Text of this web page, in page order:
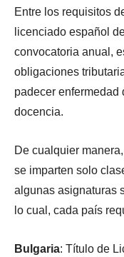
Entre los requisitos
licenciado español
convocatoria anual,
obligaciones
padecer
docencia.
De cualquier
se imparten solo
algunas asignaturas
lo cual, cada país
Bulgaria: Título de